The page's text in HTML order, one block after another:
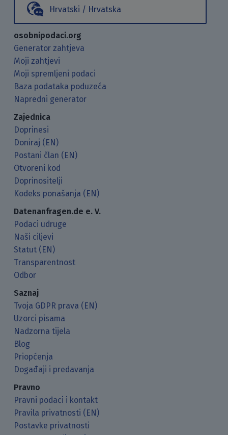
Hrvatski / Hrvatska
osobnipodaci.org
Generator zahtjeva
Moji zahtjevi
Moji spremljeni podaci
Baza podataka poduzeća
Napredni generator
Zajednica
Doprinesi
Doniraj (EN)
Postani član (EN)
Otvoreni kod
Doprinositelji
Kodeks ponašanja (EN)
Datenanfragen.de e. V.
Podaci udruge
Naši ciljevi
Statut (EN)
Transparentnost
Odbor
Saznaj
Tvoja GDPR prava (EN)
Uzorci pisama
Nadzorna tijela
Blog
Priopćenja
Događaji i predavanja
Pravno
Pravni podaci i kontakt
Pravila privatnosti (EN)
Postavke privatnosti